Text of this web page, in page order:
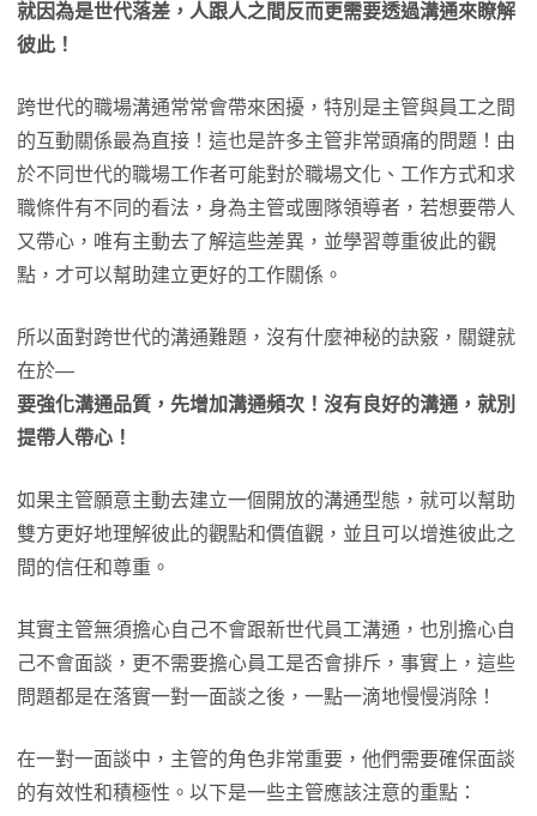
就因為是世代落差，人跟人之間反而更需要透過溝通來瞭解
彼此！
跨世代的職場溝通常常會帶來困擾，特別是主管與員工之間
的互動關係最為直接！這也是許多主管非常頭痛的問題！由
於不同世代的職場工作者可能對於職場文化、工作方式和求
職條件有不同的看法，身為主管或團隊領導者，若想要帶人
又帶心，唯有主動去了解這些差異，並學習尊重彼此的觀
點，才可以幫助建立更好的工作關係。
所以面對跨世代的溝通難題，沒有什麼神秘的訣竅，關鍵就
在於—
要強化溝通品質，先增加溝通頻次！沒有良好的溝通，就別
提帶人帶心！
如果主管願意主動去建立一個開放的溝通型態，就可以幫助
雙方更好地理解彼此的觀點和價值觀，並且可以增進彼此之
間的信任和尊重。
其實主管無須擔心自己不會跟新世代員工溝通，也別擔心自
己不會面談，更不需要擔心員工是否會排斥，事實上，這些
問題都是在落實一對一面談之後，一點一滴地慢慢消除！
在一對一面談中，主管的角色非常重要，他們需要確保面談
的有效性和積極性。以下是一些主管應該注意的重點：